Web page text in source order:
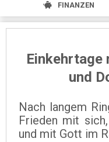
FINANZEN
Einkehrtage
und
Nach langem
Frieden mit
und mit Gott im